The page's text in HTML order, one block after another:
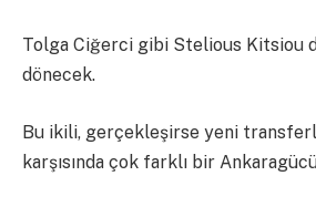
Tolga Ciğerci gibi Stelious Kitsiou
dönecek.
Bu ikili, gerçekleşirse yeni
karşısında çok farklı bir